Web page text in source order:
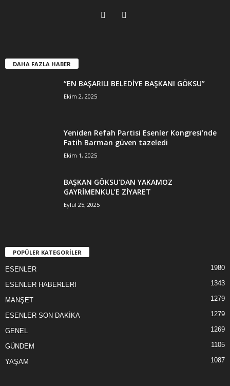
DAHA FAZLA HABER
“EN BAŞARILI BELEDİYE BAŞKANI GÖKSU”
Ekim 2, 2025
Yeniden Refah Partisi Esenler Kongresi’nde
Fatih Barman güven tazeledi
Ekim 1, 2025
BAŞKAN GÖKSU’DAN YAKAMOZ
GAYRİMENKUL’E ZİYARET
Eylül 25, 2025
POPÜLER KATEGORİLER
ESENLER 1980
ESENLER HABERLERİ 1343
MANŞET 1279
ESENLER SON DAKİKA 1279
GENEL 1269
GÜNDEM 1105
YAŞAM 1087